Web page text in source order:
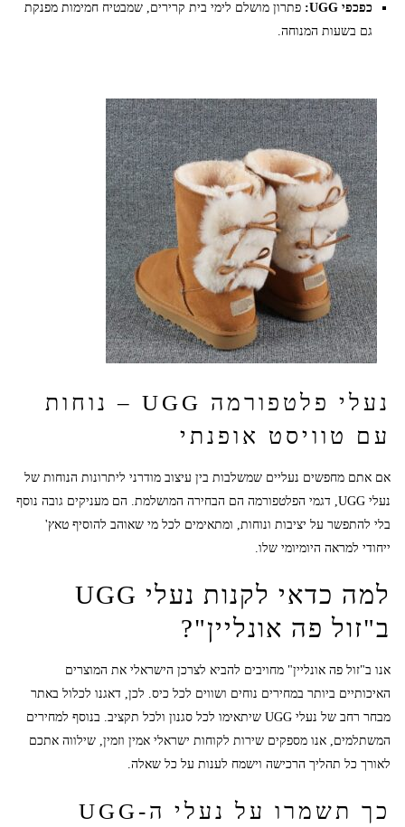
כפכפי UGG:
פתרון מושלם לימי בית קרירים, שמבטיח חמימות מפנקת
גם בשעות המנוחה.
נעלי פלטפורמה UGG – נוחות
עם טוויסט אופנתי
אם אתם מחפשים נעליים שמשלבות בין עיצוב מודרני ליתרונות הנוחות של
נעלי UGG, דגמי הפלטפורמה הם הבחירה המושלמת. הם מעניקים גובה נוסף
בלי להתפשר על יציבות ונוחות, ומתאימים לכל מי שאוהב להוסיף טאץ'
ייחודי למראה היומיומי שלו.
למה כדאי לקנות נעלי UGG
ב"זול פה אונליין"?
אנו ב"זול פה אונליין" מחויבים להביא לצרכן הישראלי את המוצרים
האיכותיים ביותר במחירים נוחים ושווים לכל כיס. לכן, דאגנו לכלול באתר
מבחר רחב של נעלי UGG שיתאימו לכל סגנון ולכל תקציב. בנוסף למחירים
המשתלמים, אנו מספקים שירות לקוחות ישראלי אמין וזמין, שילווה אתכם
לאורך כל תהליך הרכישה וישמח לענות על כל שאלה.
כך תשמרו על נעלי ה-UGG